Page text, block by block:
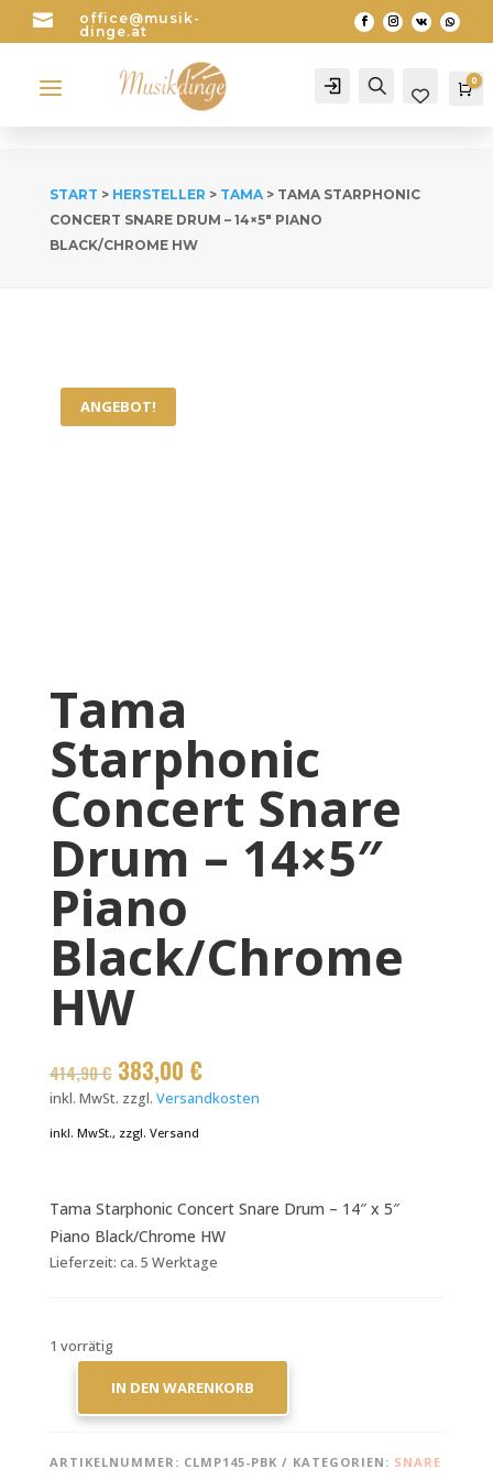

office@musik-
dinge.at
a Account Search 0
START > HERSTELLER > TAMA> TAMA STARPHONIC
CONCERT SNARE DRUM – 14×5″ PIANO
BLACK/CHROME HW
ANGEBOT!
Tama
Starphonic
Concert Snare
Drum – 14×5″
Piano
Black/Chrome
HW
414,90€ Ursprünglicher
Preis
414,90 €
383,00 €Aktueller
Preis
inkl. MwSt. zzgl. Versandkosten
inkl. MwSt., zzgl. Versand
Tama Starphonic Concert Snare Drum – 14″ x 5″
Piano Black/Chrome HW
Lieferzeit: ca. 5 Werktage
1 vorrätig
STARPHONIC
IN DEN WARENKORB
ARTIKELNUMMER: CLMP145-PBK KATEGORIEN: SNARE